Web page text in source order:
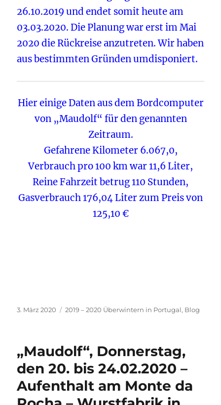
26.10.2019 und endet somit heute am
03.03.2020. Die Planung war erst im Mai
2020 die Rückreise anzutreten. Wir haben
aus bestimmten Gründen umdisponiert.
Hier einige Daten aus dem Bordcomputer
von „Maudolf“ für den genannten
Zeitraum.
Gefahrene Kilometer 6.067,0,
Verbrauch pro 100 km war 11,6 Liter,
Reine Fahrzeit betrug 110 Stunden,
Gasverbrauch 176,04 Liter zum Preis von
125,10 €
Veröffentlicht
3. März 2020 Kategorien
2019 – 2020 Überwintern in Portugal, Blog
„Maudolf“, Donnerstag,
den 20. bis 24.02.2020 –
Aufenthalt am Monte da